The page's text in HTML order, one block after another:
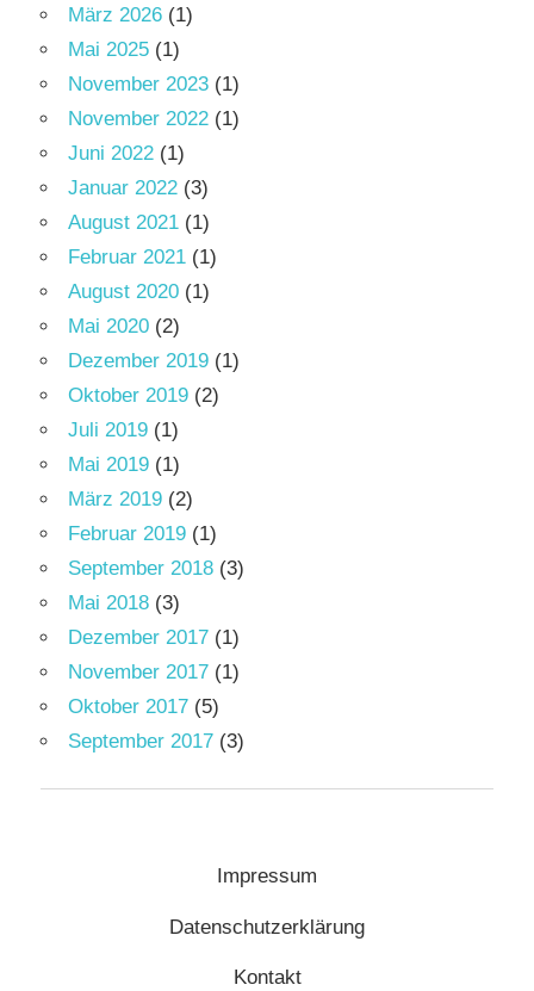
März 2026 (1)
Mai 2025 (1)
November 2023 (1)
November 2022 (1)
Juni 2022 (1)
Januar 2022 (3)
August 2021 (1)
Februar 2021 (1)
August 2020 (1)
Mai 2020 (2)
Dezember 2019 (1)
Oktober 2019 (2)
Juli 2019 (1)
Mai 2019 (1)
März 2019 (2)
Februar 2019 (1)
September 2018 (3)
Mai 2018 (3)
Dezember 2017 (1)
November 2017 (1)
Oktober 2017 (5)
September 2017 (3)
Impressum
Datenschutzerklärung
Kontakt